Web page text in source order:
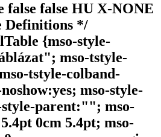
false false HU X-NONE
Definitions */
{mso-style-
mso-tstyle-
tstyle-colband-
mso-style-
parent:""; mso-
0cm 5.4pt; mso-